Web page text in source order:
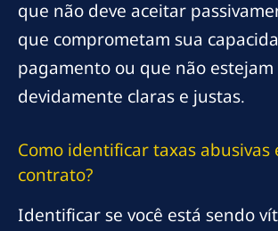
que não deve aceitar
que comprometam sua
pagamento ou que não estejam
devidamente claras e justas.
Como identificar taxas abusivas
contrato?
Identificar se você está sendo